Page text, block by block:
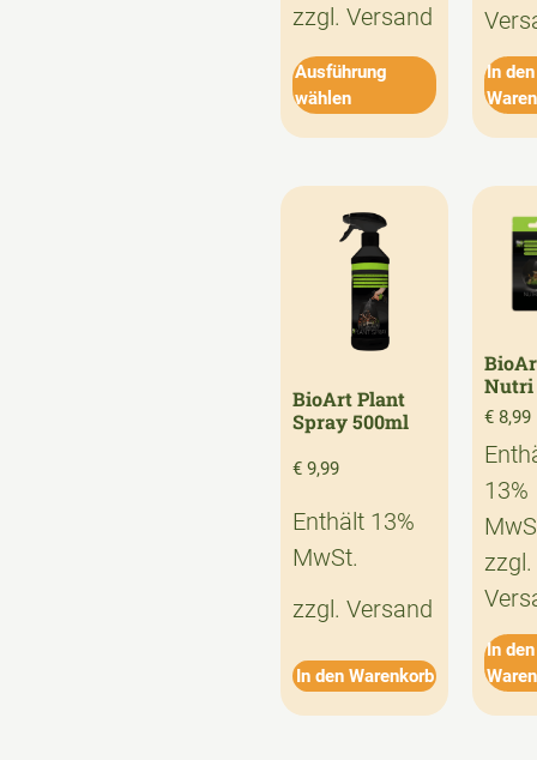
zzgl. Versand
Ausführung
wählen
In den
BioArt Plant
Spray 500ml
€ 9,99
Enthält 13%
MwSt.
zzgl. Versand
In den Warenkorb
Nutri
€ 8,99
13%
zzgl.
In den